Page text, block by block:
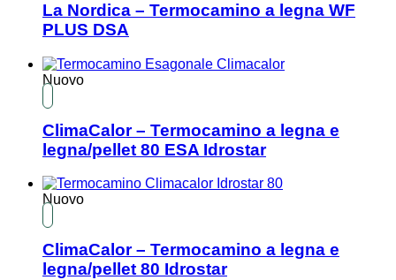
La Nordica – Termocamino a legna WF
PLUS DSA
Nuovo
ClimaCalor – Termocamino a legna e
legna/pellet 80 ESA Idrostar
Nuovo
ClimaCalor – Termocamino a legna e
legna/pellet 80 Idrostar